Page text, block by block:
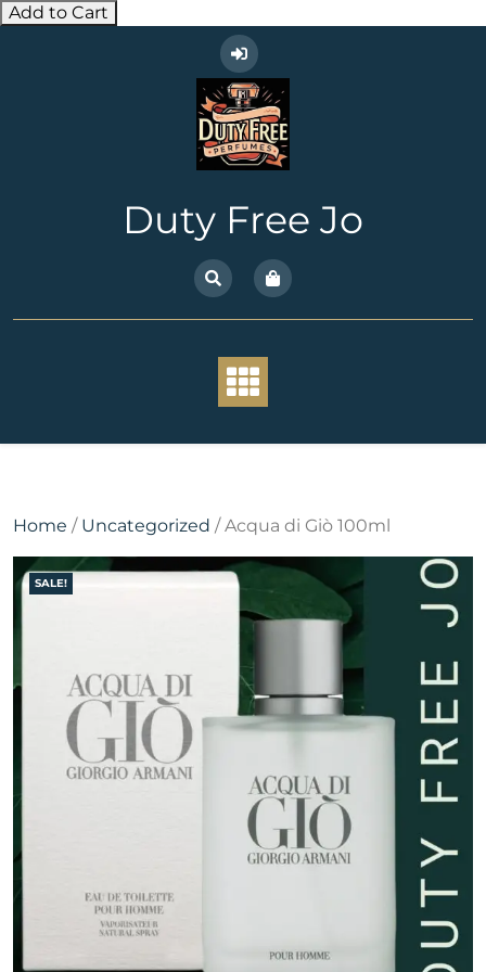
Add to Cart
Duty Free Jo
Home / Uncategorized / Acqua di Giò 100ml
SALE!